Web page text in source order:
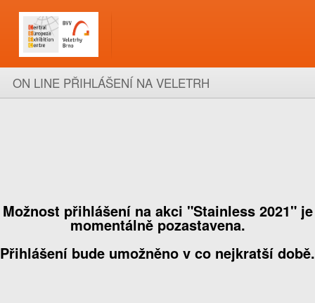
ON LINE PŘIHLÁŠENÍ NA VELETRH
Možnost přihlášení na akci "Stainless 2021" je
momentálně pozastavena.
Přihlášení bude umožněno v co nejkratší době.